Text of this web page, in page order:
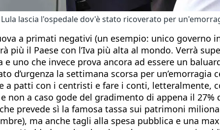
lascia l'ospedale dov'è stato ricoverato per
a primati negativi (un esempio: unico governo
più il Paese con l’Iva più alta al mondo. Verrà
e uno che invece prova ancora ad essere un
d’urgenza la settimana scorsa per
a patti con i centristi e fare i conti, letteralmente,
non a caso gode del gradimento di appena il
prevede sì la famosa tassa sui patrimoni
ma anche tagli alla spesa pubblica e una